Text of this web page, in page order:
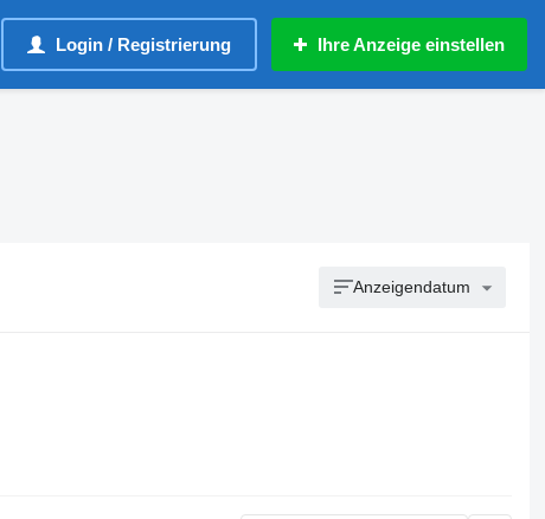
Login / Registrierung Ihre Anzeige einstellen
Anzeigendatum